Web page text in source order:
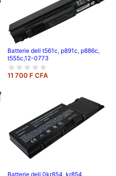
Batterie dell t561c, p891c, p886c,
t555c,12-0773
11 700 F CFA
Batterie dell 0kr854, kr854,